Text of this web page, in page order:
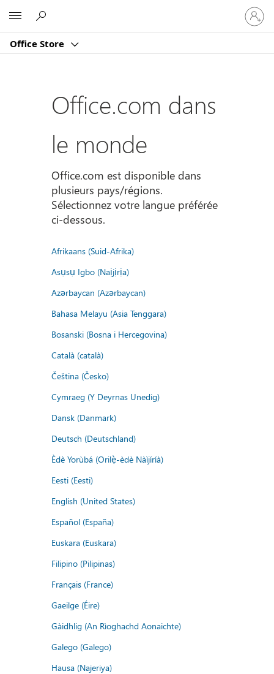
Office Store
vous
à
compte
Office.com dans
le monde
Office.com est disponible dans
plusieurs pays/régions.
Sélectionnez votre langue préférée
ci-dessous.
Afrikaans (Suid-Afrika)
Asụsụ Igbo (Naịjịrịa)
Azərbaycan (Azərbaycan)
Bahasa Melayu (Asia Tenggara)
Bosanski (Bosna i Hercegovina)
Català (català)
Čeština (Česko)
Cymraeg (Y Deyrnas Unedig)
Dansk (Danmark)
Deutsch (Deutschland)
Èdè Yorùbá (Orilẹ̀-èdè Nàìjíríà)
Eesti (Eesti)
English (United States)
Español (España)
Euskara (Euskara)
Filipino (Pilipinas)
Français (France)
Gaeilge (Éire)
Gàidhlig (An Rìoghachd Aonaichte)
Galego (Galego)
Hausa (Najeriya)